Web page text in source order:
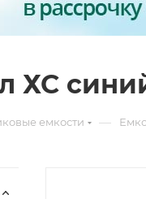
ХС
емкости —